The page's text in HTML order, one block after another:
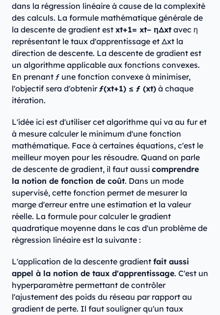
dans la régression linéaire à cause de la complexité
des calculs. La formule mathématique générale de
la descente de gradient est xt+1= xt– η∆xt avec η
représentant le taux d'apprentissage et ∆xt la
direction de descente. La descente de gradient est
un algorithme applicable aux fonctions convexes.
En prenant ƒ une fonction convexe à minimiser,
l'objectif sera d'obtenirƒ(xt+1) ≤ ƒ (xt) à chaque
itération.
L'idée ici est d'utiliser cet algorithme qui va au fur et
à mesure calculer le minimum d'une fonction
mathématique. Face à certaines équations, c'est le
meilleur moyen pour les résoudre. Quand on parle
de descente de gradient, il faut aussi comprendre
la notion de fonction de coût. Dans un mode
supervisé, cette fonction permet de mesurer la
marge d'erreur entre une estimation et la valeur
réelle. La formule pour calculer le gradient
quadratique moyenne dans le cas d'un problème de
régression linéaire est la suivante :
L'application de la descente gradient fait aussi
appel à la notion de taux d'apprentissage. C'est un
hyperparamètre permettant de contrôler
l'ajustement des poids du réseau par rapport au
gradient de perte. Il faut souligner qu'un taux